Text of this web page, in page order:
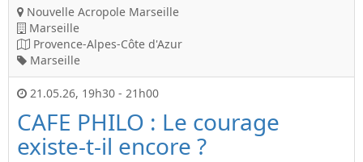
Nouvelle Acropole Marseille
Marseille
Provence-Alpes-Côte d'Azur
Marseille
21.05.26, 19h30 - 21h00
CAFE PHILO : Le courage
existe-t-il encore ?